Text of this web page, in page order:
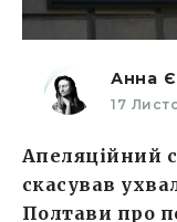
Анна
17
Апеляційний
скасував
Полтави про